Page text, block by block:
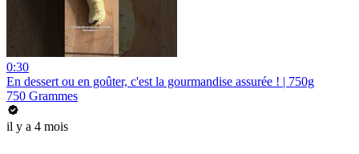
0:30
En dessert ou en goûter, c'est la gourmandise assurée ! | 750g
750 Grammes
il y a 4 mois